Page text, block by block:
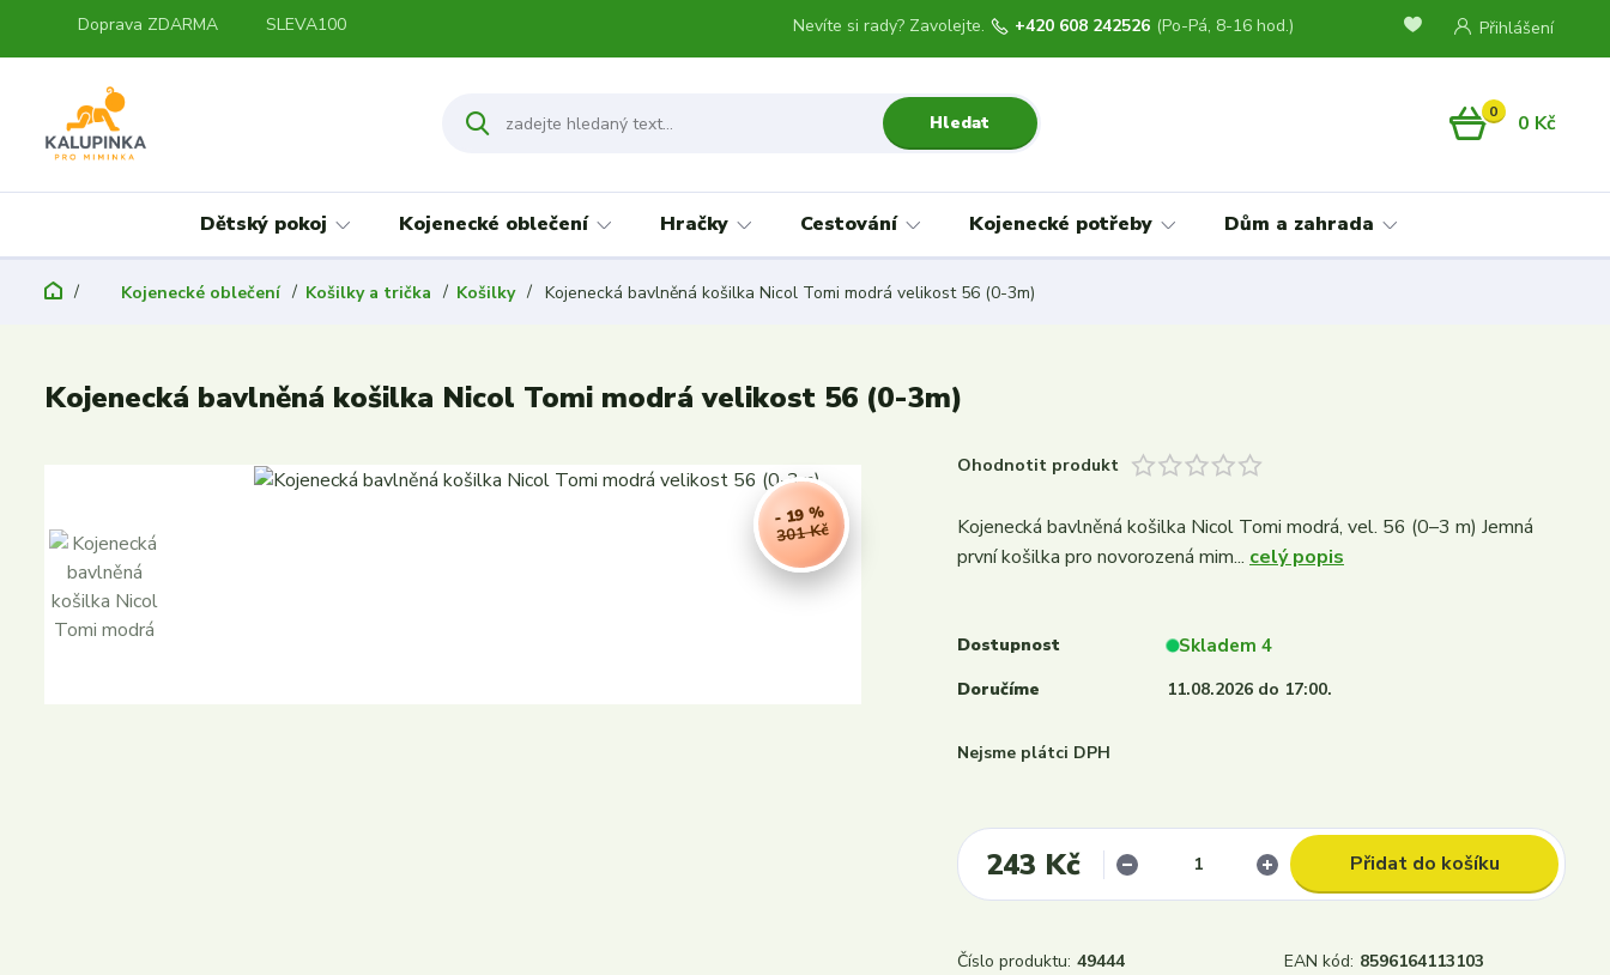
Doprava ZDARMA SLEVA100 Přihlášení
Hledat
Nevíte si rady? Zavolejte. +420 608 242526 (Po-Pá, 8-16 hod.)
0 0 Kč
Dětský pokoj Kojenecké oblečení Hračky Cestování Kojenecké potřeby Dům a zahrada
Kojenecké oblečení Košilky a trička Košilky Kojenecká bavlněná košilka Nicol Tomi modrá velikost 56 (0-3m)
Kojenecká bavlněná košilka Nicol Tomi modrá velikost 56 (0-3m)
301 Kč
- 19 %
Ohodnotit produkt
Kojenecká bavlněná košilka Nicol Tomi modrá, vel. 56 (0–3 m) Jemná
první košilka pro novorozená mim... celý popis
Dostupnost Skladem 4
Doručíme 11.08.2026 do 17:00.
Nejsme plátci DPH
243 Kč Přidat do košíku
Číslo produktu: 49444 EAN kód: 8596164113103